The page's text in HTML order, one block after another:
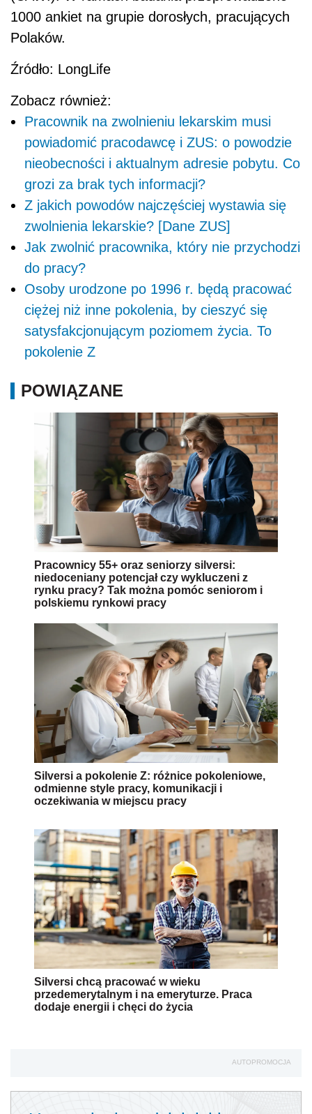
1000 ankiet na grupie dorosłych, pracujących
Polaków.
Źródło: LongLife
Zobacz również:
Pracownik na zwolnieniu lekarskim musi
powiadomić pracodawcę i ZUS: o powodzie
nieobecności i aktualnym adresie pobytu. Co
grozi za brak tych informacji?
Z jakich powodów najczęściej wystawia się
zwolnienia lekarskie? [Dane ZUS]
Jak zwolnić pracownika, który nie przychodzi
do pracy?
Osoby urodzone po 1996 r. będą pracować
ciężej niż inne pokolenia, by cieszyć się
satysfakcjonującym poziomem życia. To
pokolenie Z
POWIĄZANE
Pracownicy 55+ oraz seniorzy silversi:
niedoceniany potencjał czy wykluczeni z
rynku pracy? Tak można pomóc seniorom i
polskiemu rynkowi pracy
Silversi a pokolenie Z: różnice pokoleniowe,
odmienne style pracy, komunikacji i
oczekiwania w miejscu pracy
Silversi chcą pracować w wieku
przedemerytalnym i na emeryturze. Praca
dodaje energii i chęci do życia
AUTOPROMOCJA